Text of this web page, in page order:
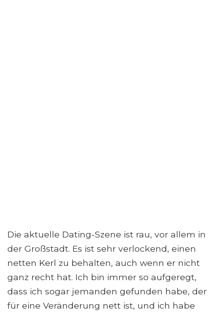
Die aktuelle Dating-Szene ist rau, vor allem in
der Großstadt. Es ist sehr verlockend, einen
netten Kerl zu behalten, auch wenn er nicht
ganz recht hat. Ich bin immer so aufgeregt,
dass ich sogar jemanden gefunden habe, der
für eine Veränderung nett ist, und ich habe